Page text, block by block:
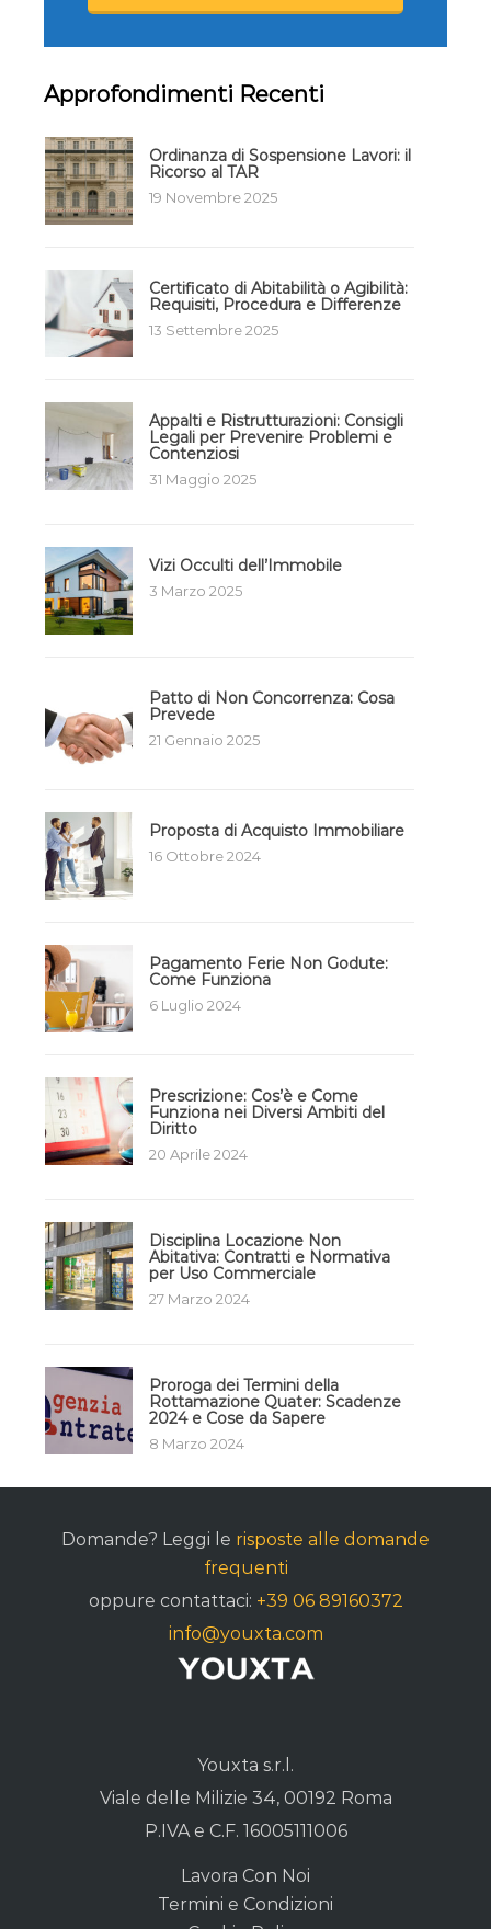
Approfondimenti Recenti
Ordinanza di Sospensione Lavori: il
Ricorso al TAR
19 Novembre 2025
Certificato di Abitabilità o Agibilità:
Requisiti, Procedura e Differenze
13 Settembre 2025
Appalti e Ristrutturazioni: Consigli
Legali per Prevenire Problemi e
Contenziosi
31 Maggio 2025
Vizi Occulti dell’Immobile
3 Marzo 2025
Patto di Non Concorrenza: Cosa
Prevede
21 Gennaio 2025
Proposta di Acquisto Immobiliare
16 Ottobre 2024
Pagamento Ferie Non Godute:
Come Funziona
6 Luglio 2024
Prescrizione: Cos’è e Come
Funziona nei Diversi Ambiti del
Diritto
20 Aprile 2024
Disciplina Locazione Non
Abitativa: Contratti e Normativa
per Uso Commerciale
27 Marzo 2024
Proroga dei Termini della
Rottamazione Quater: Scadenze
2024 e Cose da Sapere
8 Marzo 2024
Domande? Leggi le risposte alle domande
frequenti
oppure contattaci: +39 06 89160372
info@youxta.com
Youxta s.r.l.
Viale delle Milizie 34, 00192 Roma
P.IVA e C.F. 16005111006
Lavora Con Noi
Termini e Condizioni